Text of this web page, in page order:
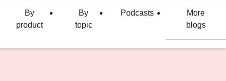
langueBy
product
By
topic
Podcasts
More
blogs